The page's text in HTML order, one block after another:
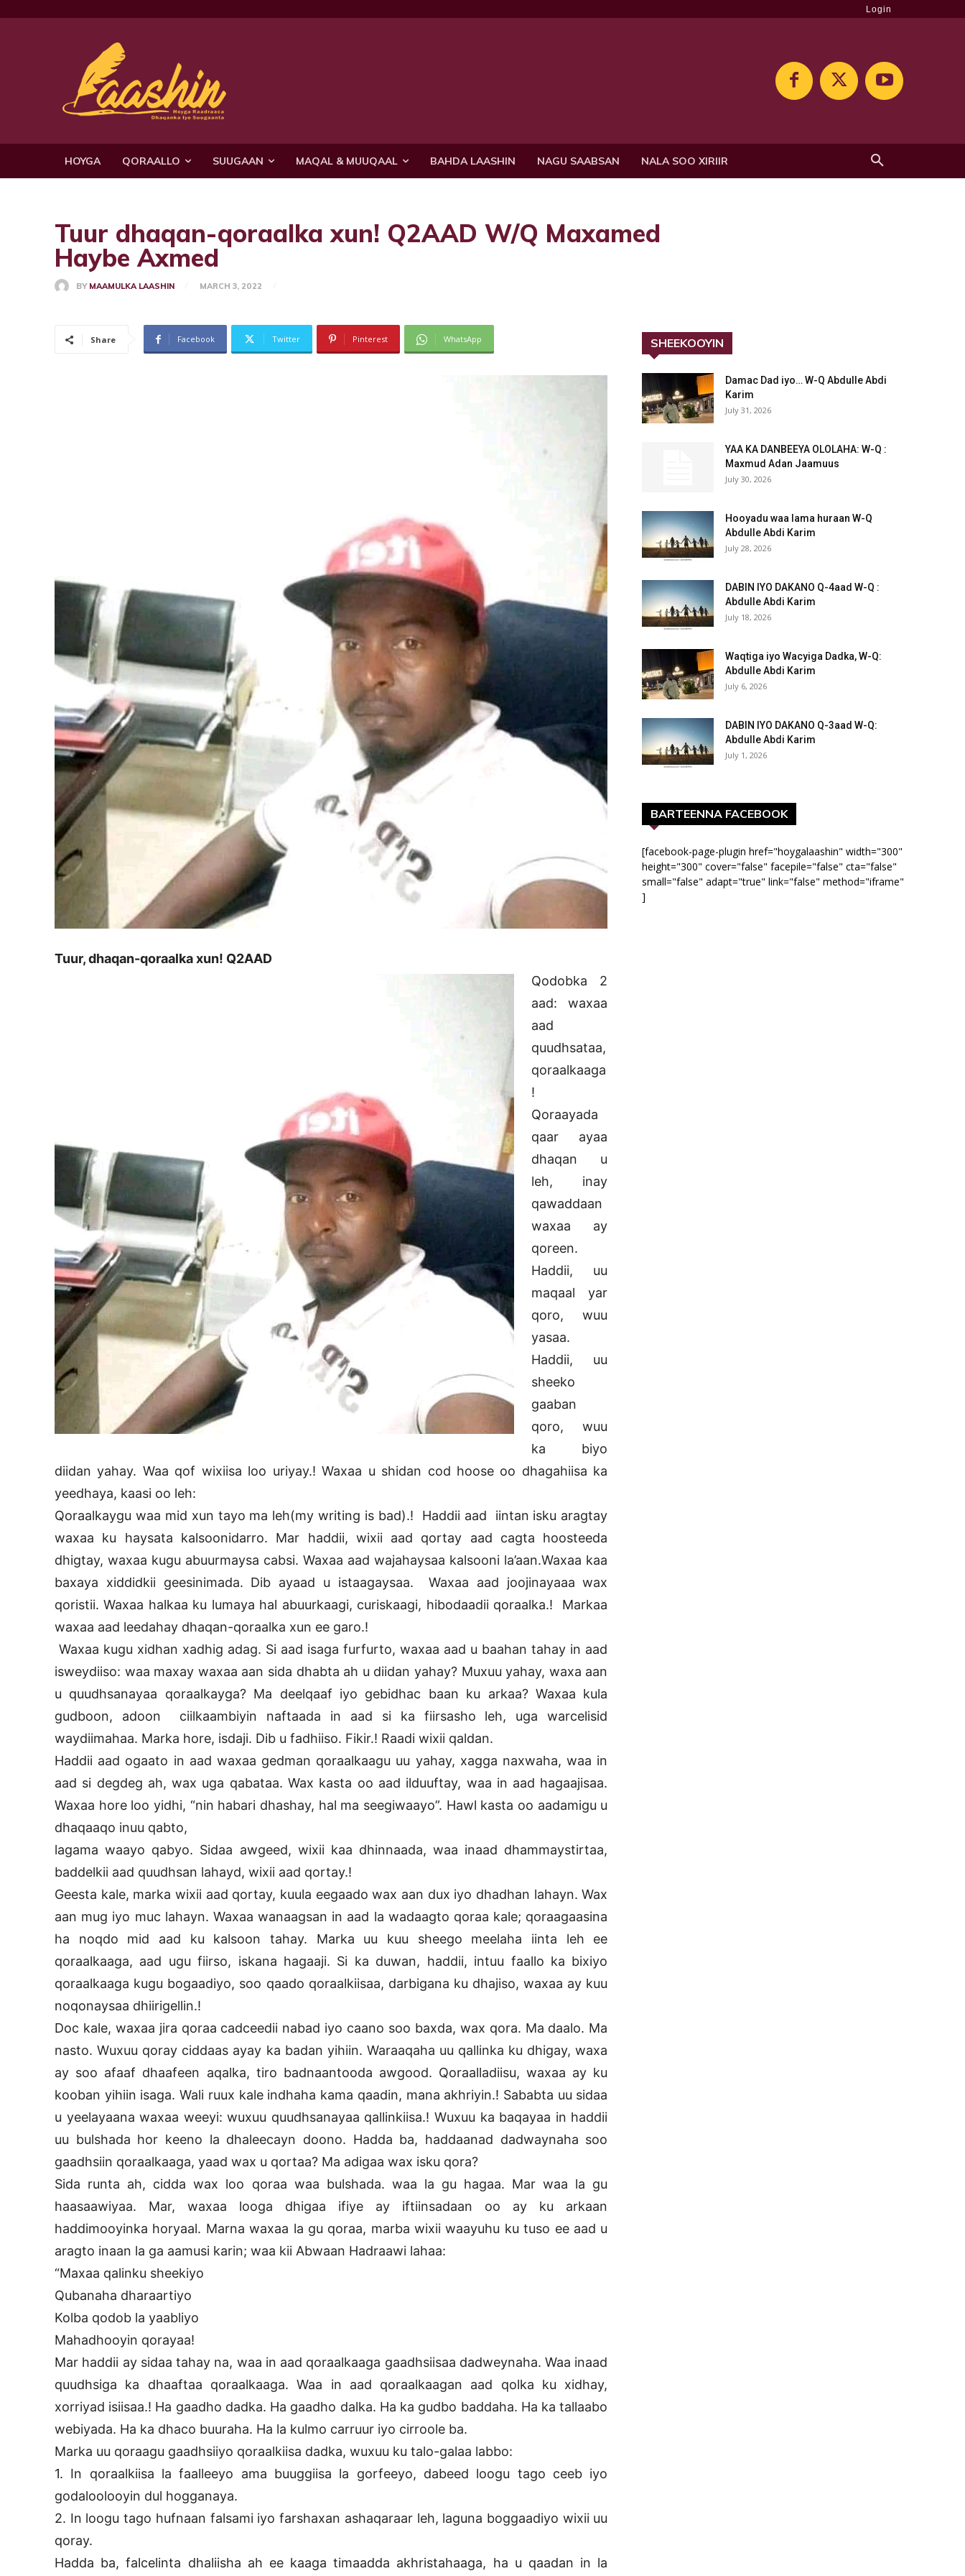
Login
HOYGA QORAALLO SUUGAAN MAQAL & MUUQAAL BAHDA LAASHIN NAGU SAABSAN NALA SOO XIRIIR
Tuur dhaqan-qoraalka xun! Q2AAD W/Q Maxamed
Haybe Axmed
BY MAAMULKA LAASHIN MARCH 3, 2022
Share Facebook Twitter Pinterest WhatsApp
Tuur, dhaqan-qoraalka xun! Q2AAD
Qodobka 2
aad: waxaa
aad
quudhsataa,
qoraalkaaga
!
Qoraayada
qaar ayaa
dhaqan u
leh, inay
qawaddaan
waxaa ay
qoreen.
Haddii, uu
maqaal yar
qoro, wuu
yasaa.
Haddii, uu
sheeko
gaaban
qoro, wuu
ka biyo
diidan yahay. Waa qof wixiisa loo uriyay.! Waxaa u shidan cod hoose oo dhagahiisa ka
yeedhaya, kaasi oo leh:
Qoraalkaygu waa mid xun tayo ma leh(my writing is bad).! Haddii aad iintan isku aragtay
waxaa ku haysata kalsoonidarro. Mar haddii, wixii aad qortay aad cagta hoosteeda
dhigtay, waxaa kugu abuurmaysa cabsi. Waxaa aad wajahaysaa kalsooni la’aan.Waxaa kaa
baxaya xiddidkii geesinimada. Dib ayaad u istaagaysaa. Waxaa aad joojinayaaa wax
qoristii. Waxaa halkaa ku lumaya hal abuurkaagi, curiskaagi, hibodaadii qoraalka.! Markaa
waxaa aad leedahay dhaqan-qoraalka xun ee garo.!
Waxaa kugu xidhan xadhig adag. Si aad isaga furfurto, waxaa aad u baahan tahay in aad
isweydiiso: waa maxay waxaa aan sida dhabta ah u diidan yahay? Muxuu yahay, waxa aan
u quudhsanayaa qoraalkayga? Ma deelqaaf iyo gebidhac baan ku arkaa? Waxaa kula
gudboon, adoon ciilkaambiyin naftaada in aad si ka fiirsasho leh, uga warcelisid
waydiimahaa. Marka hore, isdaji. Dib u fadhiiso. Fikir.! Raadi wixii qaldan.
Haddii aad ogaato in aad waxaa gedman qoraalkaagu uu yahay, xagga naxwaha, waa in
aad si degdeg ah, wax uga qabataa. Wax kasta oo aad ilduuftay, waa in aad hagaajisaa.
Waxaa hore loo yidhi, “nin habari dhashay, hal ma seegiwaayo”. Hawl kasta oo aadamigu u
dhaqaaqo inuu qabto,
lagama waayo qabyo. Sidaa awgeed, wixii kaa dhinnaada, waa inaad dhammaystirtaa,
baddelkii aad quudhsan lahayd, wixii aad qortay.!
Geesta kale, marka wixii aad qortay, kuula eegaado wax aan dux iyo dhadhan lahayn. Wax
aan mug iyo muc lahayn. Waxaa wanaagsan in aad la wadaagto qoraa kale; qoraagaasina
ha noqdo mid aad ku kalsoon tahay. Marka uu kuu sheego meelaha iinta leh ee
qoraalkaaga, aad ugu fiirso, iskana hagaaji. Si ka duwan, haddii, intuu faallo ka bixiyo
qoraalkaaga kugu bogaadiyo, soo qaado qoraalkiisaa, darbigana ku dhajiso, waxaa ay kuu
noqonaysaa dhiirigellin.!
Doc kale, waxaa jira qoraa cadceedii nabad iyo caano soo baxda, wax qora. Ma daalo. Ma
nasto. Wuxuu qoray ciddaas ayay ka badan yihiin. Waraaqaha uu qallinka ku dhigay, waxa
ay soo afaaf dhaafeen aqalka, tiro badnaantooda awgood. Qoraalladiisu, waxaa ay ku
kooban yihiin isaga. Wali ruux kale indhaha kama qaadin, mana akhriyin.! Sababta uu sidaa
u yeelayaana waxaa weeyi: wuxuu quudhsanayaa qallinkiisa.! Wuxuu ka baqayaa in haddii
uu bulshada hor keeno la dhaleecayn doono. Hadda ba, haddaanad dadwaynaha soo
gaadhsiin qoraalkaaga, yaad wax u qortaa? Ma adigaa wax isku qora?
Sida runta ah, cidda wax loo qoraa waa bulshada. waa la gu hagaa. Mar waa la gu
haasaawiyaa. Mar, waxaa looga dhigaa ifiye ay iftiinsadaan oo ay ku arkaan
haddimooyinka horyaal. Marna waxaa la gu qoraa, marba wixii waayuhu ku tuso ee aad u
aragto inaan la ga aamusi karin; waa kii Abwaan Hadraawi lahaa:
“Maxaa qalinku sheekiyo
Qubanaha dharaartiyo
Kolba qodob la yaabliyo
Mahadhooyin qorayaa!
Mar haddii ay sidaa tahay na, waa in aad qoraalkaaga gaadhsiisaa dadweynaha. Waa inaad
quudhsiga ka dhaaftaa qoraalkaaga. Waa in aad qoraalkaagan aad qolka ku xidhay,
xorriyad isiisaa.! Ha gaadho dadka. Ha gaadho dalka. Ha ka gudbo baddaha. Ha ka tallaabo
webiyada. Ha ka dhaco buuraha. Ha la kulmo carruur iyo cirroole ba.
Marka uu qoraagu gaadhsiiyo qoraalkiisa dadka, wuxuu ku talo-galaa labbo:
1. In qoraalkiisa la faalleeyo ama buuggiisa la gorfeeyo, dabeed loogu tago ceeb iyo
godaloolooyin dul hogganaya.
2. In loogu tago hufnaan falsami iyo farshaxan ashaqaraar leh, laguna boggaadiyo wixii uu
qoray.
Hadda ba, falcelinta dhaliisha ah ee kaaga timaadda akhristahaaga, ha u qaadan in la
SHEEKOOYIN
Damac Dad iyo… W-Q Abdulle Abdi
Karim
July 31, 2026
YAA KA DANBEEYA OLOLAHA: W-Q :
Maxmud Adan Jaamuus
July 30, 2026
Hooyadu waa lama huraan W-Q
Abdulle Abdi Karim
July 28, 2026
DABIN IYO DAKANO Q-4aad W-Q :
Abdulle Abdi Karim
July 18, 2026
Waqtiga iyo Wacyiga Dadka, W-Q:
Abdulle Abdi Karim
July 6, 2026
DABIN IYO DAKANO Q-3aad W-Q:
Abdulle Abdi Karim
July 1, 2026
BARTEENNA FACEBOOK
[facebook-page-plugin href="hoygalaashin" width="300"
height="300" cover="false" facepile="false" cta="false"
small="false" adapt="true" link="false" method="iframe"
]